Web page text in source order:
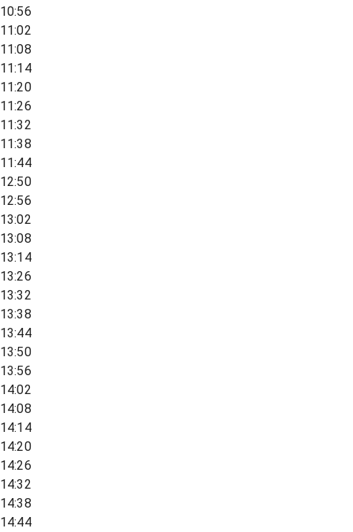
10:56
11:02
11:08
11:14
11:20
11:26
11:32
11:38
11:44
12:50
12:56
13:02
13:08
13:14
13:26
13:32
13:38
13:44
13:50
13:56
14:02
14:08
14:14
14:20
14:26
14:32
14:38
14:44